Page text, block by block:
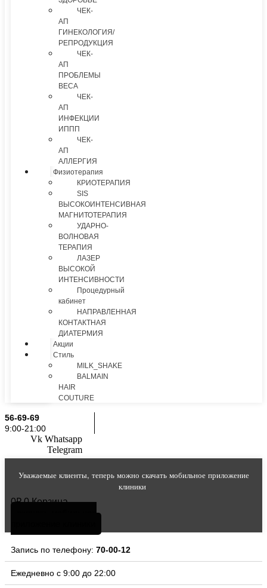
ЧЕК-
АП
ГИНЕКОЛОГИЯ/
РЕПРОДУКЦИЯ
ЧЕК-
АП
ПРОБЛЕМЫ
ВЕСА
ЧЕК-
АП
ИНФЕКЦИИ
ИППП
ЧЕК-
АП
АЛЛЕРГИЯ
Физиотерапия
КРИОТЕРАПИЯ
SIS
ВЫСОКОИНТЕНСИВНАЯ
МАГНИТОТЕРАПИЯ
УДАРНО-
ВОЛНОВАЯ
ТЕРАПИЯ
ЛАЗЕР
ВЫСОКОЙ
ИНТЕНСИВНОСТИ
Процедурный
кабинет
НАПРАВЛЕННАЯ
КОНТАКТНАЯ
ДИАТЕРМИЯ
Акции
Стиль
MILK_SHAKE
BALMAIN
HAIR
COUTURE
56-69-69
9:00-21:00
Vk Whatsapp
Telegram
Уважаемые клиенты, теперь можно скачать мобильное приложение
клиники
0₽ 0 Корзина
Запись по телефону: 70-00-12
Ежедневно с 9:00 до 22:00